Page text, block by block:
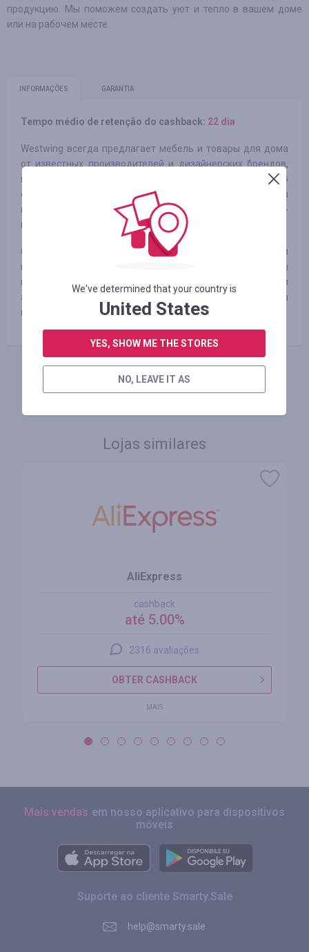
продукцию. Мы поможем создать уют и тепло в вашем доме
или на рабочем месте.
INFORMAÇÕES GARANTIA
Tempo médio de retenção do cashback: 22 dia
Westwing всегда предлагает мебель и товары для дома
от известных производителей и дизайнерских брендов,
классику, неподвластную времени – и все это по
особенно низким ценам. Каждый день запускаются
новые акции со скидками до -70%. Еженедельно шоппинг-
клуб предлагает до 4000 новых продуктов.
Основной фокус - стильные бренды и
высококачественная презентация товаров. Мы
привлекаем покупателей уникальными и необычными
акциями, распродажами и идеями для вдохновения. Для
наших брендов мы - долгосрочный и надежный партнер.
FAÇA LOGIN PARA DEIXAR UM COMENTÁRIO
Lojas similares
AliExpress
cashback
até 5.00%
2316 avaliações
OBTER CASHBACK
MAIS
Mais vendas em nosso aplicativo para dispositivos
móveis
Suporte ao cliente Smarty.Sale
help@smarty.sale
We've determined that your country is
United States
YES, SHOW ME THE STORES
NO, LEAVE IT AS